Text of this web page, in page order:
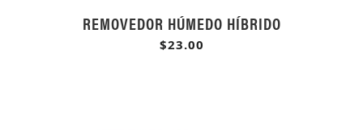
REMOVEDOR HÚMEDO HÍBRIDO
$23.00